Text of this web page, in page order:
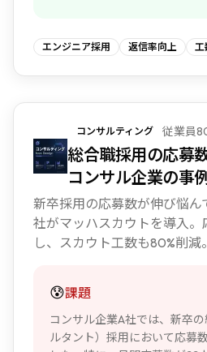
エンジニア採用 返信率向上 工
コンサルティング 従業員
総合職採用の応募
コンサル企業の事例
新卒採用の応募数が伸び悩
社がマッハスカウトを導入。
し、スカウト工数も80%削減。
😰課題
コンサル企業A社では、新卒
ルタント）採用において応募